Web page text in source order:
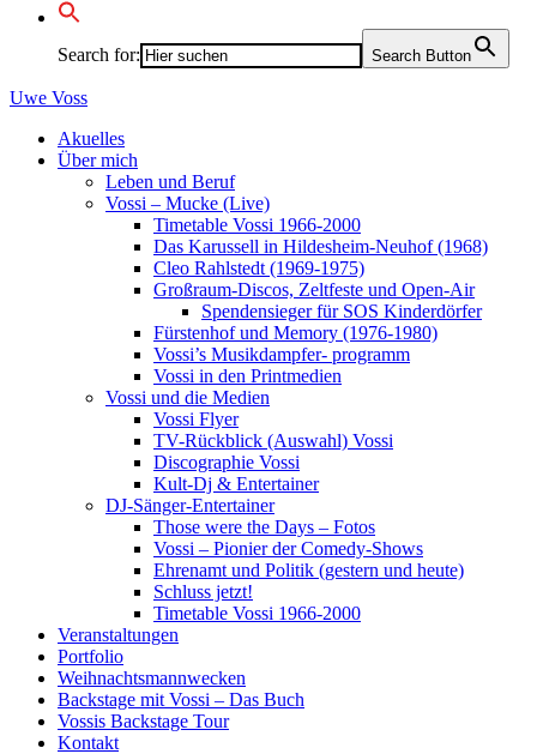
Search for: Search Button
Uwe Voss
Akuelles
Über mich
Leben und Beruf
Vossi – Mucke (Live)
Timetable Vossi 1966-2000
Das Karussell in Hildesheim-Neuhof (1968)
Cleo Rahlstedt (1969-1975)
Großraum-Discos, Zeltfeste und Open-Air
Spendensieger für SOS Kinderdörfer
Fürstenhof und Memory (1976-1980)
Vossi’s Musikdampfer- programm
Vossi in den Printmedien
Vossi und die Medien
Vossi Flyer
TV-Rückblick (Auswahl) Vossi
Discographie Vossi
Kult-Dj & Entertainer
DJ-Sänger-Entertainer
Those were the Days – Fotos
Vossi – Pionier der Comedy-Shows
Ehrenamt und Politik (gestern und heute)
Schluss jetzt!
Timetable Vossi 1966-2000
Veranstaltungen
Portfolio
Weihnachtsmannwecken
Backstage mit Vossi – Das Buch
Vossis Backstage Tour
Kontakt